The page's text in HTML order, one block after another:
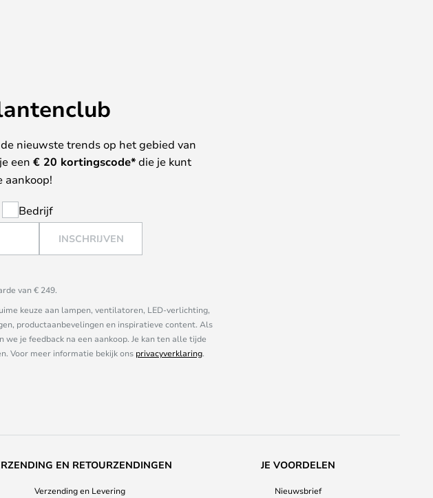
nieuwste trends op het gebied van
een € 20 kortingscode*die je kunt
aankoop!
Bedrijf
INSCHRIJVEN
van € 249.
keuze aan lampen, ventilatoren, LED-verlichting,
productaanbevelingen en inspiratieve content. Als
je feedback na een aankoop. Je kan ten alle tijde
Voor meer informatie bekijk ons privacyverklaring.
EN RETOURZENDINGEN
Verzending en Levering
JE VOORDELEN
Nieuwsbrief